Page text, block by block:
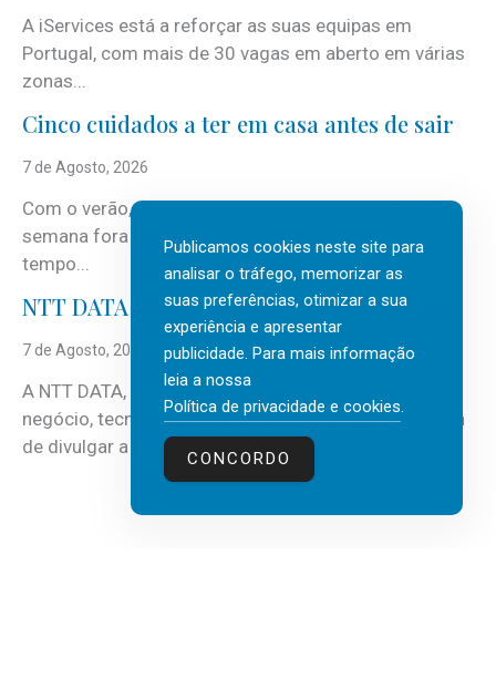
A iServices está a reforçar as suas equipas em
Portugal, com mais de 30 vagas em aberto em várias
zonas...
Cinco cuidados a ter em casa antes de sair
7 de Agosto, 2026
Com o verão, chegam também as férias, os fins-de-
semana fora e os dias em que a casa fica mais
tempo...
NTT DATA Insurtech Global Outlook 2026
7 de Agosto, 2026
A NTT DATA, consultora global em serviços de
negócio, tecnologia e inteligência artificial (IA), acaba
de divulgar a mais recente...
Publicamos cookies neste site para
analisar o tráfego, memorizar as
suas preferências, otimizar a sua
experiência e apresentar
publicidade. Para mais informação
leia a nossa
Política de privacidade e cookies.
CONCORDO